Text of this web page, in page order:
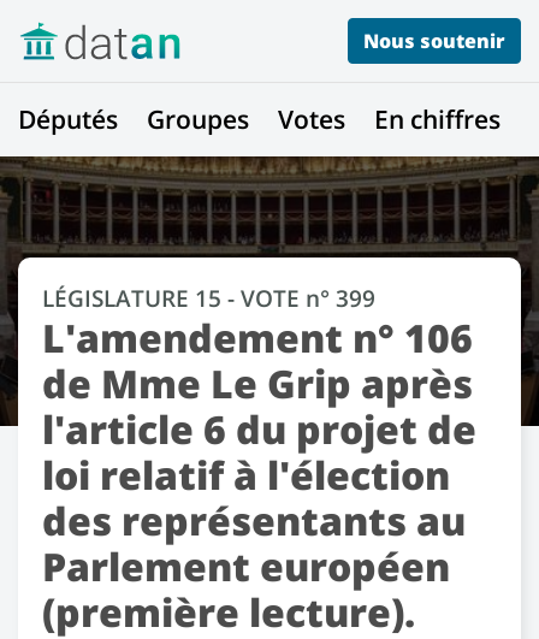
Nous soutenir
Députés Groupes Votes En chiffres
LÉGISLATURE 15 - VOTE n° 399
L'amendement n° 106
de Mme Le Grip après
l'article 6 du projet de
loi relatif à l'élection
des représentants au
Parlement européen
(première lecture).